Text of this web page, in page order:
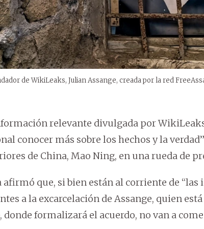
de WikiLeaks, Julian Assange, creada por la red
relevante divulgada por
conocer más sobre los hechos y la
de China, Mao Ning, en una rueda de
afirmó que, si bien están al corriente de
a la excarcelación de Assange, quien
donde formalizará el acuerdo, no van a